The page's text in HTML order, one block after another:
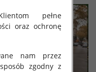
pełne
oraz ochronę
nam przez
zgodny z